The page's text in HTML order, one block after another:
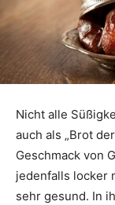
Nicht alle
auch als „Brot
Geschmack von
jedenfalls locker
sehr gesund. In